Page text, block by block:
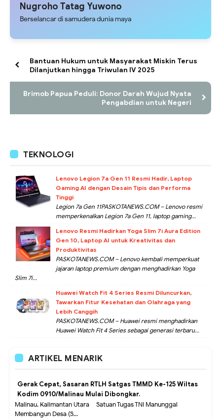
Nugroho Tatag Yuwono
Berselancar di samudera dunia maya
Bantuan Hukum untuk Masyarakat Miskin Terus
Dilanjutkan hingga Triwulan IV 2025
Brimob Papua Peduli: Donor Darah Wujud Nyata
Pengabdian untuk Negeri
TEKNOLOGI
Lenovo Legion 7a Gen 11 Resmi Hadir, Laptop
Gaming AI dengan Desain Tipis dan Performa
Tinggi
Legion 7a Gen 11PASKOTANEWS.COM – Lenovo resmi
memperkenalkan Legion 7a Gen 11, laptop gaming...
Lenovo Resmi Hadirkan Yoga Slim 7i Aura Edition
Gen 10, Laptop AI untuk Kreativitas dan
Produktivitas
PASKOTANEWS.COM – Lenovo kembali memperkuat
jajaran laptop premium dengan menghadirkan Yoga
Slim 7i...
Huawei Watch Fit 4 Series Resmi Diluncurkan,
Tawarkan Fitur Kesehatan dan Olahraga yang
Lebih Canggih
PASKOTANEWS.COM – Huawei resmi menghadirkan
Huawei Watch Fit 4 Series sebagai generasi terbaru...
ARTIKEL MENARIK
Gerak Cepat, Sasaran RTLH Satgas TMMD Ke-125 Wiltas
Kodim 0910/Malinau Mulai Dibongkar.
Malinau, Kalimantan Utara – Satuan Tugas TNI Manunggal
Membangun Desa (S...